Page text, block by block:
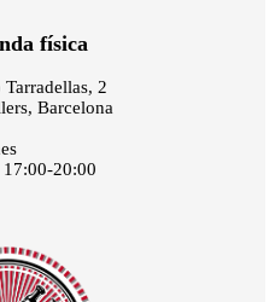
física
Tarradellas, 2
Barcelona
20:00